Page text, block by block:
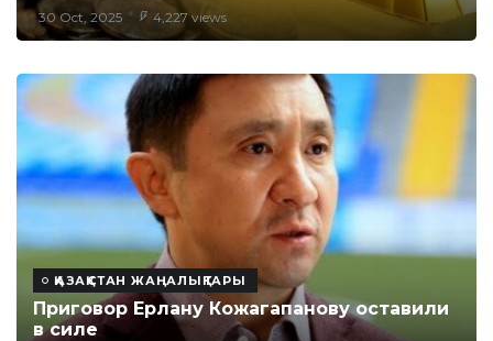
30 Oct, 2025 4,227 views
ҚАЗАҚСТАН ЖАҢАЛЫҚТАРЫ
Приговор Ерлану Кожагапанову оставили
в силе